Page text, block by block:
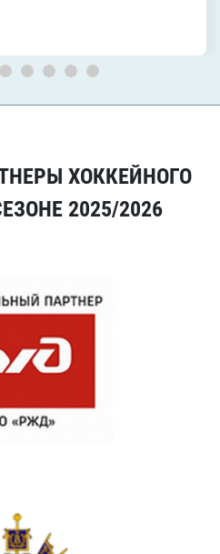
ХОККЕЙНОГО
2025/2026